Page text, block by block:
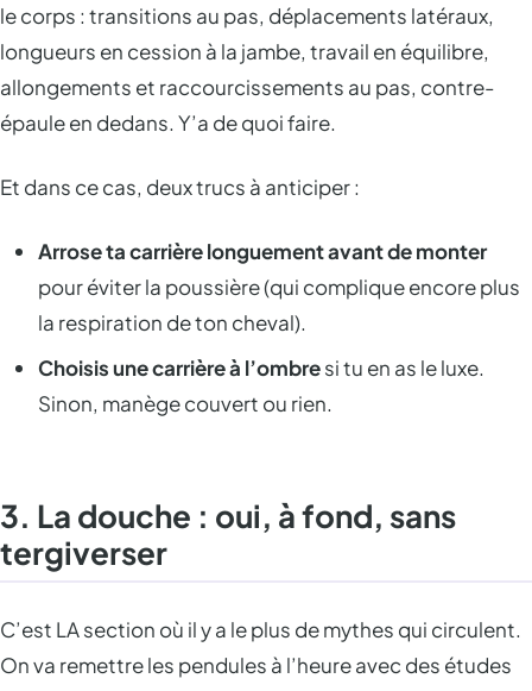
le corps : transitions au pas, déplacements latéraux,
longueurs en cession à la jambe, travail en équilibre,
allongements et raccourcissements au pas, contre-
épaule en dedans. Y’a de quoi faire.
Et dans ce cas, deux trucs à anticiper :
Arrose ta carrière longuement avant de monter
pour éviter la poussière (qui complique encore plus
la respiration de ton cheval).
Choisis une carrière à l’ombresi tu en as le luxe.
Sinon, manège couvert ou rien.
3. La douche : oui, à fond, sans
tergiverser
C’est LA section où il y a le plus de mythes qui circulent.
On va remettre les pendules à l’heure avec des études